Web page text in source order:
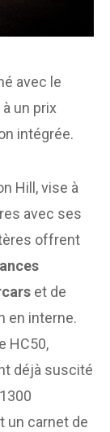
avec le
un prix
intégrée.
Hill, vise à
avec ses
offrent
et de
en interne.
HC50,
déjà suscité
un carnet de